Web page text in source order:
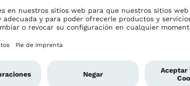
Catálogos y HDSM
Garantía